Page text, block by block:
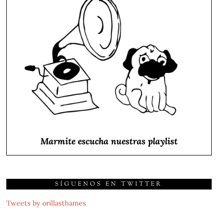
Marmite escucha nuestras playlist
SÍGUENOS EN TWITTER
Tweets by orillasthames